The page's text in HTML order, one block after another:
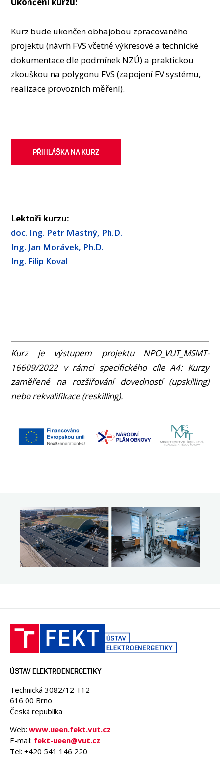
Kurz bude ukončen obhajobou zpracovaného
projektu (návrh FVS včetně výkresové a technické
dokumentace dle podmínek NZÚ) a praktickou
zkouškou na polygonu FVS (zapojení FV systému,
realizace provozních měření).
PŘIHLÁŠKA NA KURZ
Lektoři kurzu:
doc. Ing. Petr Mastný, Ph.D.
Ing. Jan Morávek, Ph.D.
Ing. Filip Koval
Kurz je výstupem projektu NPO_VUT_MSMT-
16609/2022 v rámci specifického cíle A4: Kurzy
zaměřené na rozšiřování dovedností (upskilling)
nebo rekvalifikace (reskilling).
ÚSTAV ELEKTROENERGETIKY
Technická 3082/12 T12
616 00 Brno
Česká republika
Web: www.ueen.fekt.vut.cz
E-mail: fekt-ueen@vut.cz
Tel: +420 541 146 220